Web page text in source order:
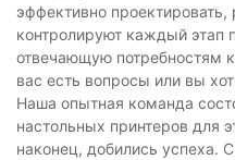
эффективно
контролируют каждый этап
отвечающую потребностям
вас есть вопросы или вы
Наша опытная команда
настольных принтеров для
наконец, добились успеха.